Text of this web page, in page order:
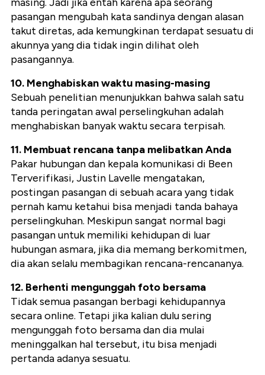
pasangan mengubah kata sandinya dengan alasan
takut diretas, ada kemungkinan terdapat sesuatu di
akunnya yang dia tidak ingin dilihat oleh
pasangannya.
10. Menghabiskan waktu masing-masing
Sebuah penelitian menunjukkan bahwa salah satu
tanda peringatan awal perselingkuhan adalah
menghabiskan banyak waktu secara terpisah.
11. Membuat rencana tanpa melibatkan Anda
Pakar hubungan dan kepala komunikasi di Been
Terverifikasi, Justin Lavelle mengatakan,
postingan pasangan di sebuah acara yang tidak
pernah kamu ketahui bisa menjadi tanda bahaya
perselingkuhan. Meskipun sangat normal bagi
pasangan untuk memiliki kehidupan di luar
hubungan asmara, jika dia memang berkomitmen,
dia akan selalu membagikan rencana-rencananya.
12. Berhenti mengunggah foto bersama
Tidak semua pasangan berbagi kehidupannya
secara online. Tetapi jika kalian dulu sering
mengunggah foto bersama dan dia mulai
meninggalkan hal tersebut, itu bisa menjadi
pertanda adanya sesuatu.